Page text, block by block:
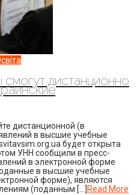
смогут дистанционно
дистанционной (в
в высшие учебные
будет открыта
УНН сообщили в пресс-
в электронной форме
в высшие учебные
форме), являются
(поданным […]
Read More